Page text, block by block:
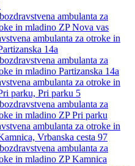
ambulanta za
in mladino ZP Nova vas
ambulanta za otroke in
14a
ambulanta za
in mladino Partizanska 14a
ambulanta za otroke in
parku, Pri parku 5
ambulanta za
in mladino ZP Pri parku
ambulanta za otroke in
Vrbanska cesta 97
ambulanta za
in mladino ZP Kamnica